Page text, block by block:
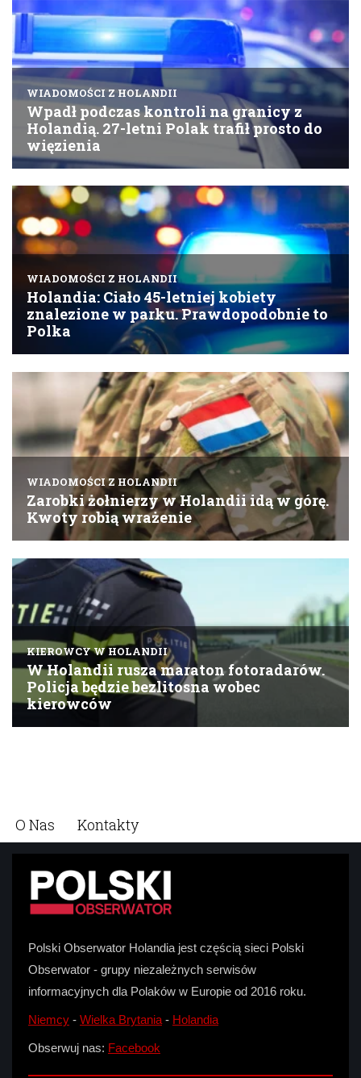
O Nas Kontakty
Polski Obserwator Holandia jest częścią sieci Polski
Obserwator - grupy niezależnych serwisów
informacyjnych dla Polaków w Europie od 2016 roku.
Niemcy - Wielka Brytania- Holandia
Obserwuj nas: Facebook